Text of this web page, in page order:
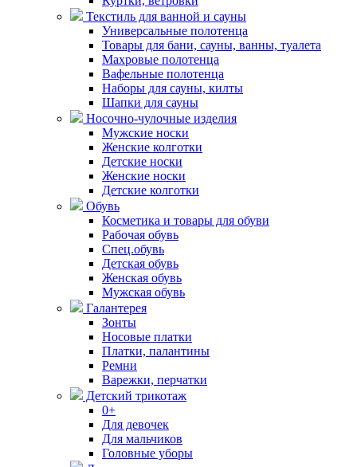
Текстиль для ванной и сауны
Универсальные полотенца
Товары для бани, сауны, ванны, туалета
Махровые полотенца
Вафельные полотенца
Наборы для сауны, килты
Шапки для сауны
Носочно-чулочные изделия
Мужские носки
Женские колготки
Детские носки
Женские носки
Детские колготки
Обувь
Косметика и товары для обуви
Рабочая обувь
Спец.обувь
Детская обувь
Женская обувь
Мужская обувь
Галантерея
Зонты
Носовые платки
Платки, палантины
Ремни
Варежки, перчатки
Детский трикотаж
0+
Для девочек
Для мальчиков
Головные уборы